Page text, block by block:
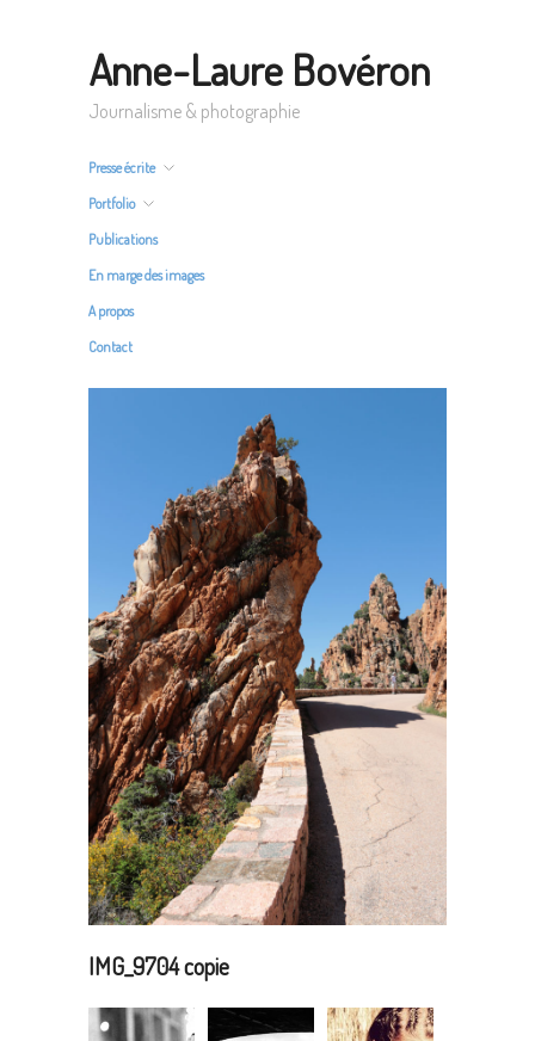
Anne-Laure Bovéron
Journalisme & photographie
Presse écrite
Portfolio
Publications
En marge des images
A propos
Contact
IMG_9704 copie